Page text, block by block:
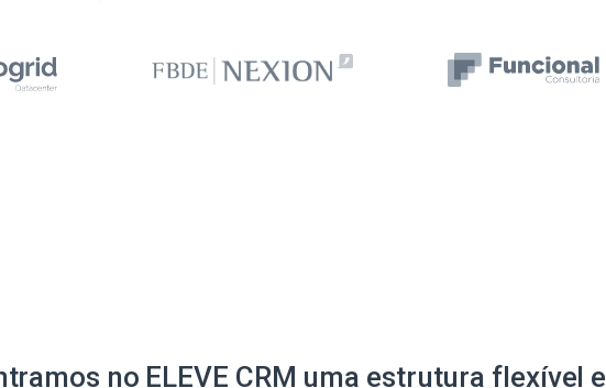
no ELEVE CRM uma estrutura flexível e